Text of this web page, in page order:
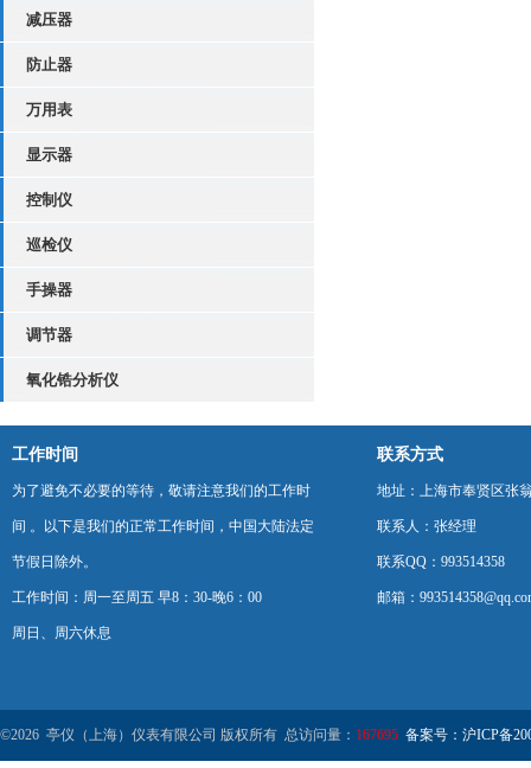
减压器
防止器
万用表
显示器
控制仪
巡检仪
手操器
调节器
氧化锆分析仪
工作时间
为了避免不必要的等待，敬请注意我们的工作时
间 。以下是我们的正常工作时间，中国大陆法定
节假日除外。
工作时间：周一至周五 早8：30-晚6：00
周日、周六休息
联系方式
地址：上海市奉贤区张
联系人：张经理
联系QQ：993514358
邮箱：
©2026 亭仪（上海）仪表有限公司 版权所有 总访问量： 167695 备案号：沪ICP备